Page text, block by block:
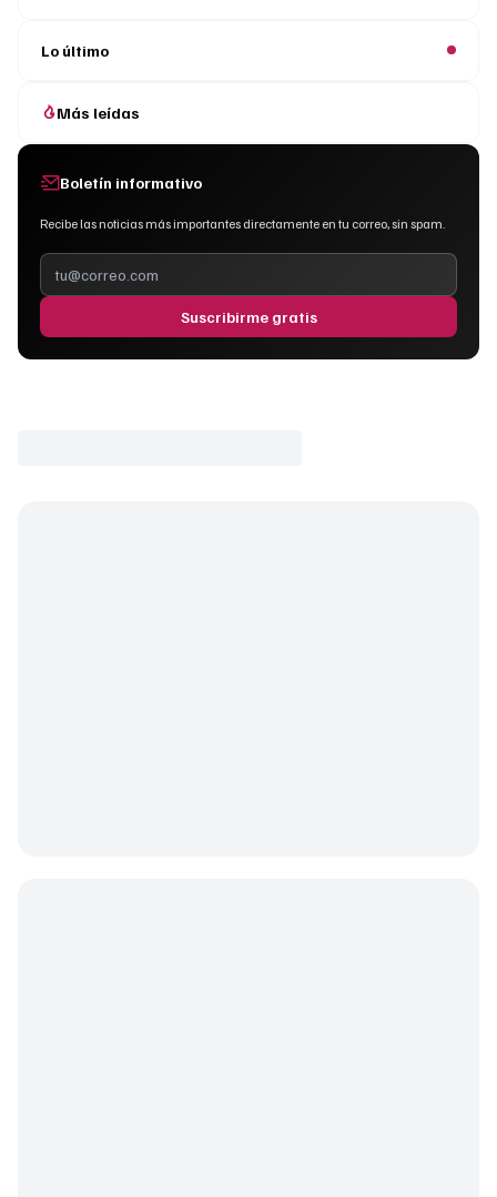
Lo último
Más leídas
Boletín informativo
Recibe las noticias más importantes directamente en tu correo, sin spam.
Suscribirme gratis